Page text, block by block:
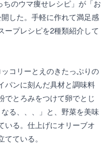
ちのウマ痩せレシピ」が「お
した。手軽に作れて満足感
ープレシピを2種類紹介して
コリーとえのきたっぷりの
パンに刻んだ具材と調味料
でとろみをつけて卵でとじ
る、、、」と、野菜を美味
いる。仕上げにオリーブオ
ている。